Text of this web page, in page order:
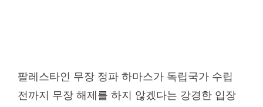
팔레스타인 무장 정파 하마스가 독립국가 수립
전까지 무장 해제를 하지 않겠다는 강경한 입장